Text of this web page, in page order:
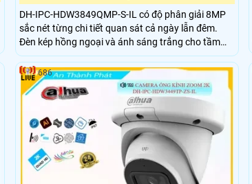
DH-IPC-HDW3849QMP-S-IL có độ phân giải 8MP
sắc nét từng chi tiết quan sát cả ngày lẫn đêm.
Đèn kép hồng ngoại và ánh sáng trắng cho tầm
nhìn đến 30m. Tích hợp Mic ghi âm chuẩn xác hỗ
trợ theo dõi đầy đủ hơn. Nhận diện chính xác
người và phương tiện hạn chế cảnh báo sai tạo sự
an tâm khi giám sát.
686